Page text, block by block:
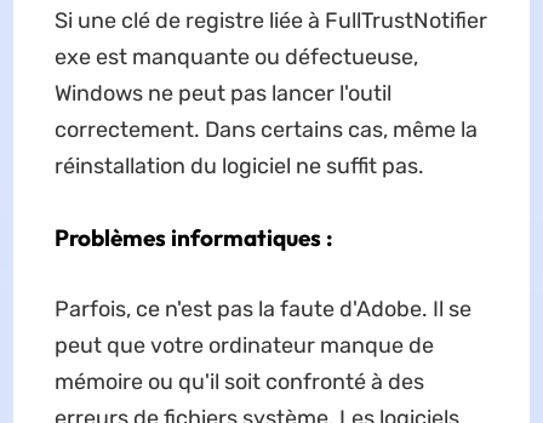
Si une clé de registre liée à FullTrustNotifier
exe est manquante ou défectueuse,
Windows ne peut pas lancer l'outil
correctement. Dans certains cas, même la
réinstallation du logiciel ne suffit pas.
Problèmes informatiques :
Parfois, ce n'est pas la faute d'Adobe. Il se
peut que votre ordinateur manque de
mémoire ou qu'il soit confronté à des
erreurs de fichiers système. Les logiciels